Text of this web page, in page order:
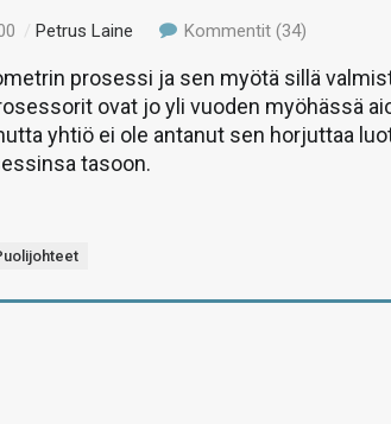
/Petrus Laine Kommentit (34)
prosessi ja sen myötä sillä
ovat jo yli vuoden myöhässä
yhtiö ei ole antanut sen horjuttaa
tasoon.